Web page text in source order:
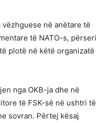
vëzhguese në anëtare të
të NATO-s, përseri
plotë në këtë organizatë
nga OKB-ja dhe në
të FSK-së në ushtri të
sovran. Përtej kësaj